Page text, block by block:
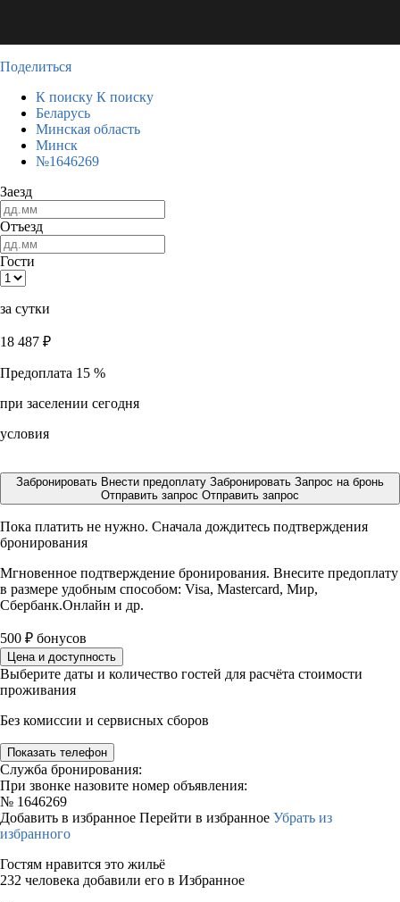
Поделиться
К поиску К поиску
Беларусь
Минская область
Минск
№1646269
Заезд
Отъезд
Гости
за сутки
18 487 ₽
Предоплата 15 %
при заселении сегодня
условия
Забронировать Внести предоплату Забронировать Запрос на бронь
Отправить запрос Отправить запрос
Пока платить не нужно. Сначала дождитесь подтверждения
бронирования
Мгновенное подтверждение бронирования. Внесите предоплату
в размере удобным способом: Visa, Mastercard, Мир,
Сбербанк.Онлайн и др.
500 ₽ бонусов
Цена и доступность
Выберите даты и количество гостей для расчёта стоимости
проживания
Без комиссии и сервисных сборов
Показать телефон
Служба бронирования:
При звонке назовите номер объявления:
№ 1646269
Добавить в избранное Перейти в избранное Убрать из
избранного
Гостям нравится это жильё
232 человека добавили его в Избранное